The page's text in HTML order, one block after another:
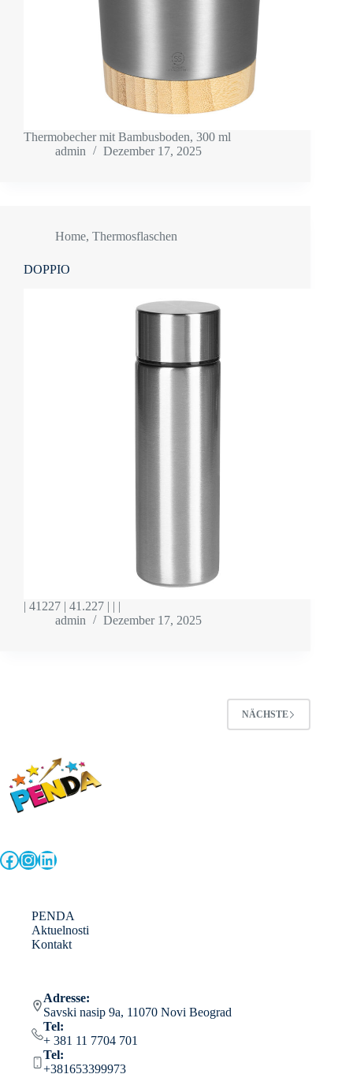
Thermobecher mit Bambusboden, 300 ml
admin
Dezember 17, 2025
Home, Thermosflaschen
DOPPIO
| 41227 | 41.227 | | |
admin
Dezember 17, 2025
NÄCHSTE
Facebook
Instagram
LinkedIn
PENDA
Aktuelnosti
Kontakt
Adresse:
Savski nasip 9a, 11070 Novi Beograd
Tel:
+ 381 11 7704 701
Tel:
+381653399973